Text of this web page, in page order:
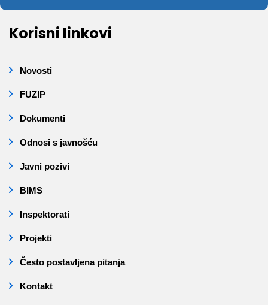
Korisni linkovi
Novosti
FUZIP
Dokumenti
Odnosi s javnošću
Javni pozivi
BIMS
Inspektorati
Projekti
Često postavljena pitanja
Kontakt